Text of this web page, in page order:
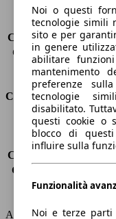
Sedili
Carico sul tetto
Capacità di traino
Capacità di traino
Volume del
Consumi
Emissioni di CO2*
Consumo (urbano)
Consumo (extra-
Consumo (combinato)*
Classe di emissione
AutoScout24 non si
Noi o questi
tecnologie simili
sito e per
in genere
abilitare
mantenimento
preferenze
tecnologie
disabilitato.
questi cookie o
blocco di
influire sulla
Funzionalità
Noi e terze parti